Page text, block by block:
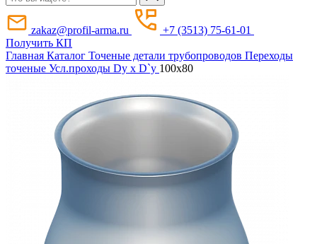
zakaz@profil-arma.ru
+7 (3513) 75-61-01
Получить КП
Главная Каталог Точеные детали трубопроводов Переходы
точеные Усл.проходы Dy х D`y 100x80